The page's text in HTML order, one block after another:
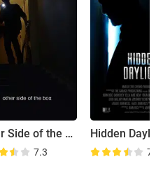
Other Side of the Box
7.3
Hidden
7.2